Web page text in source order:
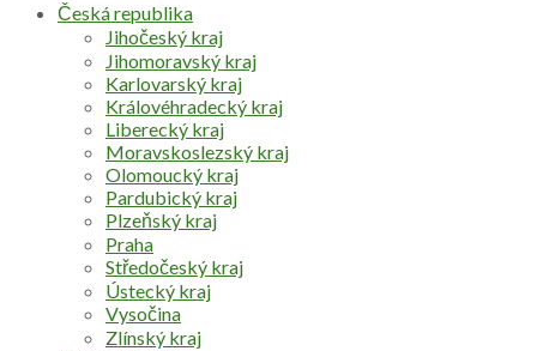
Česká republika
Jihočeský kraj
Jihomoravský kraj
Karlovarský kraj
Královéhradecký kraj
Liberecký kraj
Moravskoslezský kraj
Olomoucký kraj
Pardubický kraj
Plzeňský kraj
Praha
Středočeský kraj
Ústecký kraj
Vysočina
Zlínský kraj